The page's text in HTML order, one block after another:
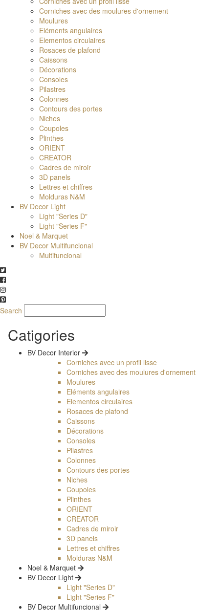
Corniches avec des moulures d'ornement
Moulures
Eléments angulaires
Elementos circulaires
Rosaces de plafond
Caissons
Décorations
Consoles
Pilastres
Colonnes
Contours des portes
Niches
Coupoles
Plinthes
ORIENT
CREATOR
Cadres de miroir
3D panels
Lettres et chiffres
Molduras N&M
BV Decor Light
Light "Series D"
Light "Series F"
Noel & Marquet
BV Decor Multifuncional
Multifuncional
Search
Catigories
BV Decor Interior
Corniches avec un profil lisse
Corniches avec des moulures d'ornement
Moulures
Eléments angulaires
Elementos circulaires
Rosaces de plafond
Caissons
Décorations
Consoles
Pilastres
Colonnes
Contours des portes
Niches
Coupoles
Plinthes
ORIENT
CREATOR
Cadres de miroir
3D panels
Lettres et chiffres
Molduras N&M
Noel & Marquet
BV Decor Light
Light "Series D"
Light "Series F"
BV Decor Multifuncional